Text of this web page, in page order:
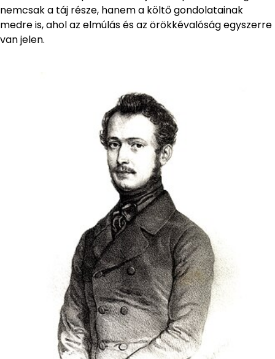
nemcsak a táj része, hanem a költő gondolatainak
medre is, ahol az elmúlás és az örökkévalóság egyszerre
van jelen.